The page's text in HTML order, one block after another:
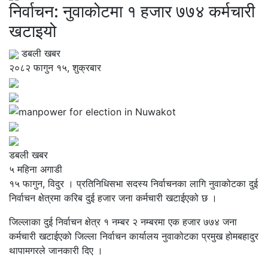
निर्वाचन: नुवाकोटमा १ हजार ७७४ कर्मचारी
खटाइयो
डबली खबर
२०८२ फागुन १५, शुक्रबार
डबली खबर
५ महिना अगाडी
१५ फागुन, विदुर । प्रतिनिधिसभा सदस्य निर्वाचनका लागि नुवाकोटका दुई
निर्वाचन क्षेत्रमा करिब दुई हजार जना कर्मचारी खटाईएको छ ।
जिल्लाका दुई निर्वाचन क्षेत्र १ नम्बर २ नम्बरमा एक हजार ७७४ जना
कर्मचारी खटाईएको जिल्ला निर्वाचन कार्यालय नुवाकोटका प्रमुख होमबहादुर
थापामगरले जानकारी दिए ।